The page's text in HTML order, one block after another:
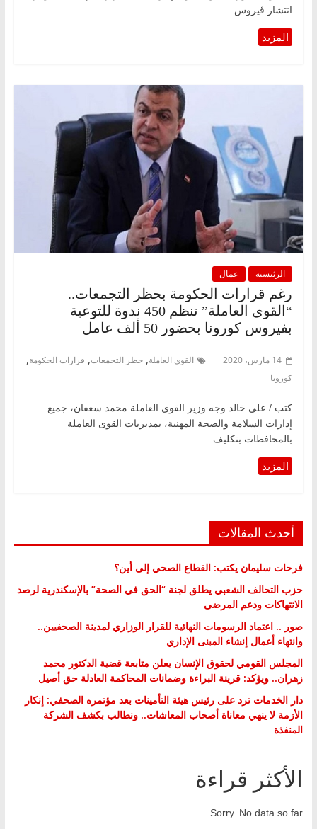
انتشار ڤيروس
الرئيسية عمال
رغم قرارات الحكومة بحظر التجمعات..
“القوى العاملة” تنظم 450 ندوة للتوعية
بفيروس كورونا بحضور 50 ألف عامل
14 مارس، 2020 القوى العاملة, حظر التجمعات, قرارات الحكومة,
كورونا
كتب / علي خالد وجه وزير القوي العاملة محمد سعفان، جميع
إدارات السلامة والصحة المهنية، بمديريات القوى العاملة
بالمحافظات بتكليف
أحدث المقالات
فرحات سليمان يكتب: القطاع الصحي إلى أين؟
حزب التحالف الشعبي يطلق لجنة “الحق في الصحة” بالإسكندرية لرصد
الانتهاكات ودعم المرضى
صور .. اعتماد الرسومات النهائية للقرار الوزاري لمدينة الصحفيين..
وانتهاء أعمال إنشاء المبنى الإداري
المجلس القومي لحقوق الإنسان يعلن متابعة قضية الدكتور محمد
زهران.. ويؤكد: قرينة البراءة وضمانات المحاكمة العادلة حق أصيل
دار الخدمات ترد على رئيس هيئة التأمينات بعد مؤتمره الصحفي: إنكار
الأزمة لا ينهي معاناة أصحاب المعاشات.. ونطالب بكشف الشركة
المنفذة
الأكثر قراءة
Sorry. No data so far.